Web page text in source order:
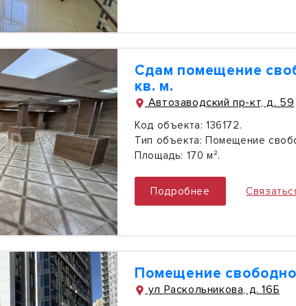
Сдам помещение
кв. м.
Автозаводский пр-кт, д. 59
Код объекта: 136172.
Тип объекта: Помещение
Площадь: 170 м².
Подробнее
Помещение
ул Раскольникова, д. 16Б